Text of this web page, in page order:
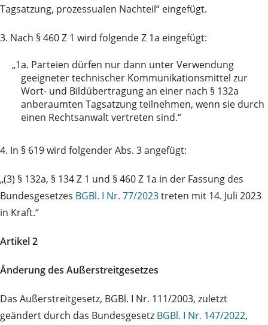
Tagsatzung, prozessualen Nachteil“ eingefügt.
3. Nach § 460 Z 1 wird folgende Z 1a eingefügt:
„1a. Parteien dürfen nur dann unter Verwendung
geeigneter technischer Kommunikationsmittel zur
Wort- und Bildübertragung an einer nach § 132a
anberaumten Tagsatzung teilnehmen, wenn sie durch
einen Rechtsanwalt vertreten sind.“
4. In § 619 wird folgender Abs. 3 angefügt:
„(3) § 132a, § 134 Z 1 und § 460 Z 1a in der Fassung des
Bundesgesetzes BGBl. I Nr. 77/2023treten mit 14. Juli 2023
in Kraft.“
Artikel 2
Änderung des Außerstreitgesetzes
Das Außerstreitgesetz, BGBl. I Nr. 111/2003, zuletzt
geändert durch das Bundesgesetz BGBl. I Nr. 147/2022,